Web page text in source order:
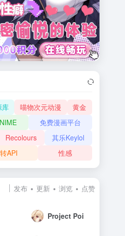
库 喵物次元动漫
黄金
免费漫画平台
Recolours
其乐Keylol
API
性感
发布 更新 浏览 点赞
Project Poi